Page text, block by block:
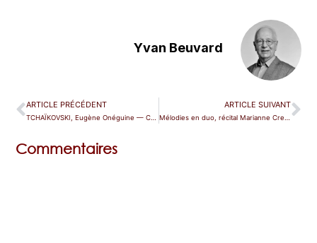
Yvan Beuvard
ARTICLE PRÉCÉDENT ARTICLE SUIVANT
Commentaires